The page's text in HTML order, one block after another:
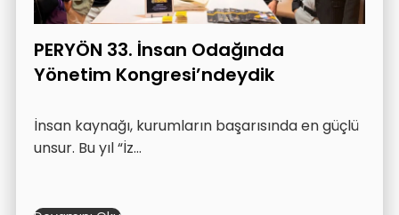
PERYÖN 33. İnsan Odağında
Yönetim Kongresi’ndeydik
İnsan kaynağı, kurumların başarısında en güçlü
unsur. Bu yıl “İz…